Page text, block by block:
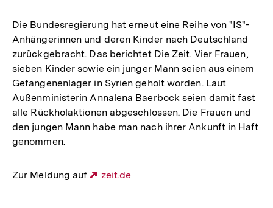
Die Bundesregierung hat erneut eine Reihe von "IS"-
Anhängerinnen und deren Kinder nach Deutschland
zurückgebracht. Das berichtet Die Zeit. Vier Frauen,
sieben Kinder sowie ein junger Mann seien aus einem
Gefangenenlager in Syrien geholt worden. Laut
Außenministerin Annalena Baerbock seien damit fast
alle Rückholaktionen abgeschlossen. Die Frauen und
den jungen Mann habe man nach ihrer Ankunft in Haft
genommen.
Zur Meldung auf
Externer
zeit.de